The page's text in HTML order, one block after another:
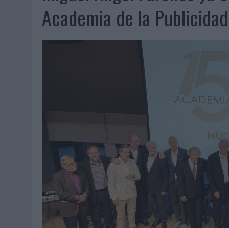
06/08/2026 |
LA IA ESTÁ SUBIENDO EL LISTÓN DE LA CREATIVIDAD
05/08/2026
BEON WORLDWIDE LANZA RAÍZ URBANA PARA
LOPESAN HOTELS & RESORTS ACERCA EL PARAÍSO
LUIS ARQUILLOS (BURGO DE ARIAS): “LA
‘EL PARAÍSO MÁS CERCA’, DE 22GRADOS PARA
‘LA ÚNICA CERVEZA DEL MUNDO QUE SE DISFRUTA DOS
04/08/2026
‘EL FÚTBOL SIN LAS PERSONAS’, DE DENTSU CREATIVE
04/08/2026
| CAPAZ, LA CERVEZA QUE CONVIERTE CADA BOTELLA
04/08/2026
BABARIA Y MAXIBON SON ‘EL MATCH PERFECTO DEL
04/08/2026
AUDIBLE REIVINDICA EL PODER TRANSFORMADOR DEL
03/08/2026
‘VUELVE EL FÚTBOL. VUELVE A SOÑAR’, DE VML PARA
03/08/2026
MOVISTAR APELA A LA ILUSIÓN DE LAS AFICIONES PARA
Academia de la Publicidad